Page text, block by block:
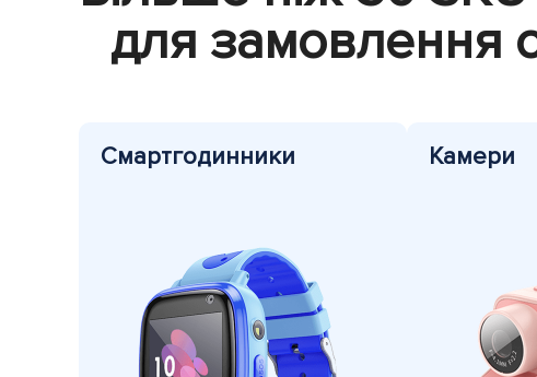
для замовлення
Смартгодинники Камери